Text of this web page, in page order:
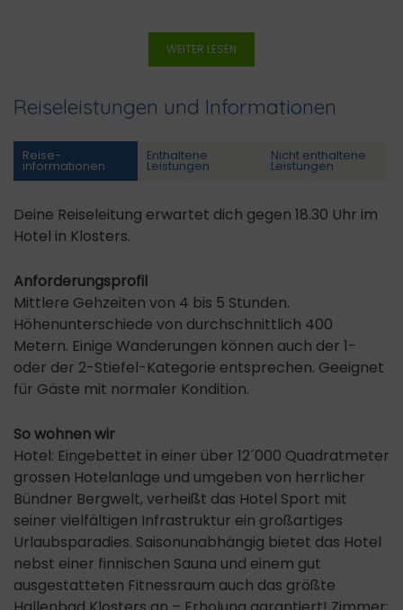
WEITER LESEN
Reiseleistungen und Informationen
Reise­
informationen
Enthaltene
Leistungen
Nicht enthaltene
Leistungen
Deine Reiseleitung erwartet dich gegen 18.30 Uhr im
Hotel in Klosters.
Anforderungsprofil
Mittlere Gehzeiten von 4 bis 5 Stunden.
Höhenunterschiede von durchschnittlich 400
Metern. Einige Wanderungen können auch der 1-
oder der 2-Stiefel-Kategorie entsprechen. Geeignet
für Gäste mit normaler Kondition.
So wohnen wir
Hotel: Eingebettet in einer über 12´000 Quadratmeter
grossen Hotelanlage und umgeben von herrlicher
Bündner Bergwelt, verheißt das Hotel Sport mit
seiner vielfältigen Infrastruktur ein großartiges
Urlaubsparadies. Saisonunabhängig bietet das Hotel
nebst einer finnischen Sauna und einem gut
ausgestatteten Fitnessraum auch das größte